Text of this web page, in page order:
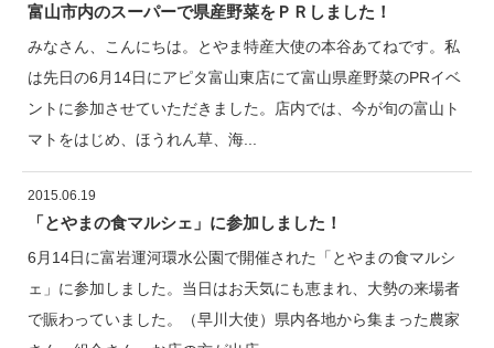
富山市内のスーパーで県産野菜をＰＲしました！
みなさん、こんにちは。とやま特産大使の本谷あてねです。私
は先日の6月14日にアピタ富山東店にて富山県産野菜のPRイベ
ントに参加させていただきました。店内では、今が旬の富山ト
マトをはじめ、ほうれん草、海...
2015.06.19
「とやまの食マルシェ」に参加しました！
6月14日に富岩運河環水公園で開催された「とやまの食マルシ
ェ」に参加しました。当日はお天気にも恵まれ、大勢の来場者
で賑わっていました。（早川大使）県内各地から集まった農家